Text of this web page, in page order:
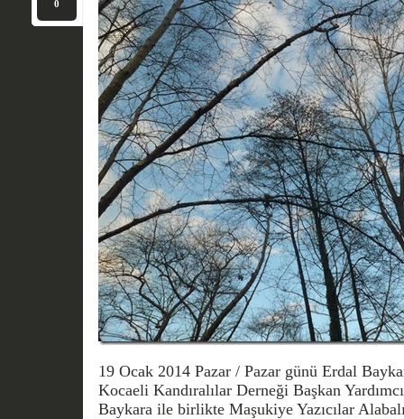
0
19 Ocak 2014 Pazar / Pazar günü Erdal
Kocaeli Kandıralılar Derneği Başkan
Baykara ile birlikte Maşukiye Yazıcılar